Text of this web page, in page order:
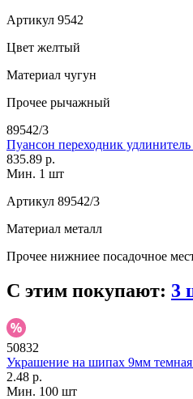
Артикул 9542
Цвет желтый
Материал чугун
Прочее рычажный
89542/3
Пуансон переходник
835.89 р.
Мин. 1 шт
Артикул 89542/3
Материал металл
Прочее нижниее посадочное
С этим покупают: 3
50832
Украшение на шипах 9мм темная
2.48 р.
Мин. 100 шт